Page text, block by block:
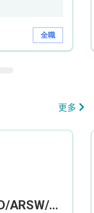
全職
更多
助理復康服務員 (編號：RSD/ARSW/CTE)